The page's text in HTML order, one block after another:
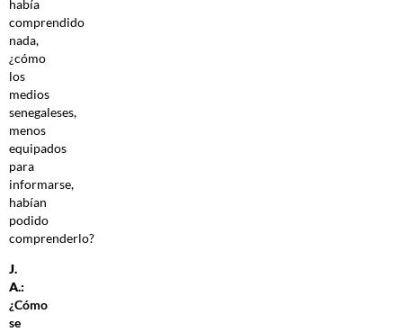
había
comprendido
nada,
¿cómo
los
medios
senegaleses,
menos
equipados
para
informarse,
habían
podido
comprenderlo?
J.
A.:
¿Cómo
se